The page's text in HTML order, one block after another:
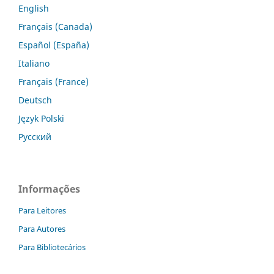
English
Français (Canada)
Español (España)
Italiano
Français (France)
Deutsch
Język Polski
Русский
Informações
Para Leitores
Para Autores
Para Bibliotecários